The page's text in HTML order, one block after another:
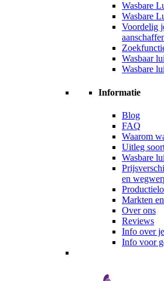
Wasbare
Wasbare
Voordelig
Wasbaar
Wasbare
Informatie
Blog
FAQ
Waarom
Uitleg
Wasbare
en
Markten
Over ons
Reviews
Info over
Info voor